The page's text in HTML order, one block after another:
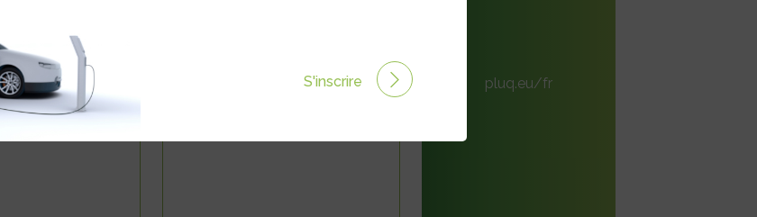
12,
Pays-Bas
Head of business development France
06 69 63 32 52
pluq.eu/fr
S'inscrire